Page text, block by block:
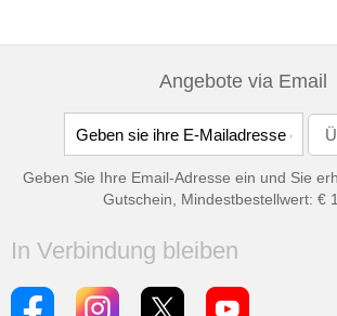
Angebote via Email
Geben Sie Ihre Email-Adresse ein und Sie
Gutschein, Mindestbestellwert: €
In Verbindung bleiben